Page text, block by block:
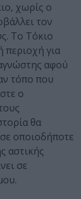
χωρίς ο
τον
Το Τόκιο
περιοχή για
αφού
τόπο που
ο
θα
οποιοδήποτε
αστικής
σε